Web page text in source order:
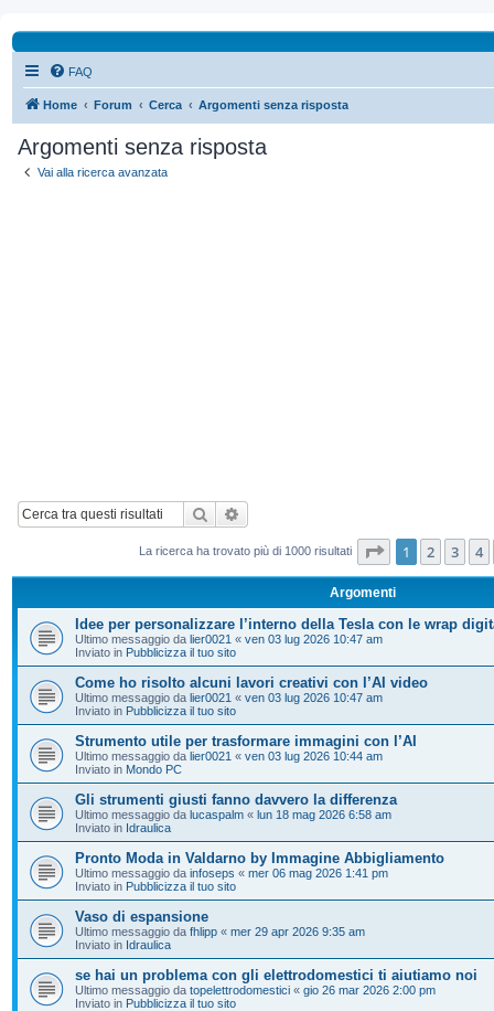
FAQ
Home Forum Cerca Argomenti senza risposta
Argomenti senza risposta
Vai alla ricerca avanzata
Cerca
La ricerca ha trovato più di 1000 risultati Pagina di 20
1 2 3 4
Argomenti
Idee per personalizzare l’interno della Tesla con le wrap
Ultimo messaggio da lier0021 « ven 03 lug 2026 10:47 am
Inviato in Pubblicizza il tuo sito
Come ho risolto alcuni lavori creativi con l’AI video
Ultimo messaggio da lier0021 « ven 03 lug 2026 10:47 am
Inviato in Pubblicizza il tuo sito
Strumento utile per trasformare immagini con l’AI
Ultimo messaggio da lier0021 « ven 03 lug 2026 10:44 am
Inviato in Mondo PC
Gli strumenti giusti fanno davvero la differenza
Ultimo messaggio da lucaspalm « lun 18 mag 2026 6:58 am
Inviato in Idraulica
Pronto Moda in Valdarno by Immagine Abbigliamento
Ultimo messaggio da infoseps « mer 06 mag 2026 1:41 pm
Inviato in Pubblicizza il tuo sito
Vaso di espansione
Ultimo messaggio da fhlipp « mer 29 apr 2026 9:35 am
Inviato in Idraulica
se hai un problema con gli elettrodomestici ti aiutiamo noi
Ultimo messaggio da topelettrodomestici « gio 26 mar 2026 2:00 pm
Inviato in Pubblicizza il tuo sito